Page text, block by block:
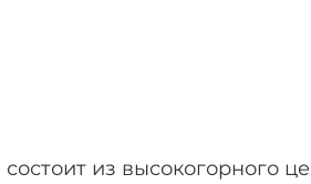
из высокогорного